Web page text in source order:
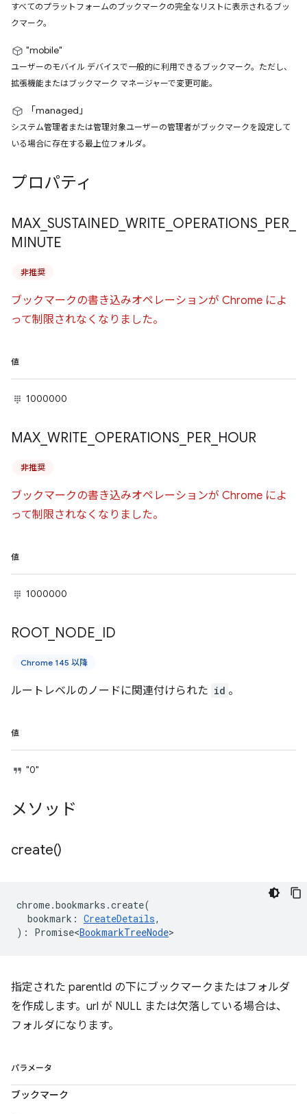
すべてのプラットフォームのブックマークの完全なリストに表示されるブッ
クマーク。
"mobile"
ユーザーのモバイル デバイスで一般的に利用できるブックマーク。ただし、
拡張機能またはブックマーク マネージャーで変更可能。
「managed」
システム管理者または管理対象ユーザーの管理者がブックマークを設定して
いる場合に存在する最上位フォルダ。
プロパティ
MAX SUSTAINED WRITE OPERATIONS PER
MINUTE
非推奨
ブックマークの書き込みオペレーションが Chrome によ
って制限されなくなりました。
値
1000000
MAX WRITE OPERATIONS PER HOUR
非推奨
ブックマークの書き込みオペレーションが Chrome によ
って制限されなくなりました。
値
1000000
ROOT_ NODE ID
Chrome 145 以降
ルートレベルのノードに関連付けられた id 。
値
"0"
メソッド
create()
chrome.bookmarks .create(
bookmark : CreateDetails,
) : Promise<BookmarkTreeNode>
指定された parentId の下にブックマークまたはフォルダ
を作成します。url が NULL または欠落している場合は、
フォルダになります。
パラメータ
ブックマーク